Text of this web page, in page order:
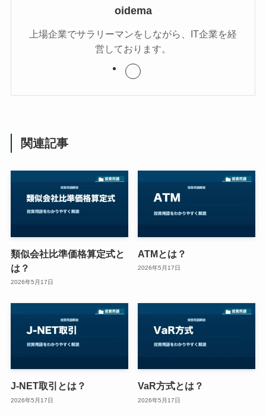
oidema
上場企業でサラリーマンをしながら、IT企業を経
営しております。
関連記事
類似会社比準価格算定式と
は？
2026年5月17日
ATMとは？
2026年5月17日
J-NET取引とは？
2026年5月17日
VaR方式とは？
2026年5月17日